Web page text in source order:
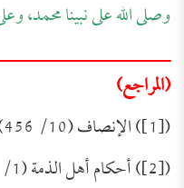
وصلى الله على نبينا محمد،
(المراجع)
([1]) الإنصاف (10/ 456).
([2]) أحكام أهل الذمة (1/ 441).